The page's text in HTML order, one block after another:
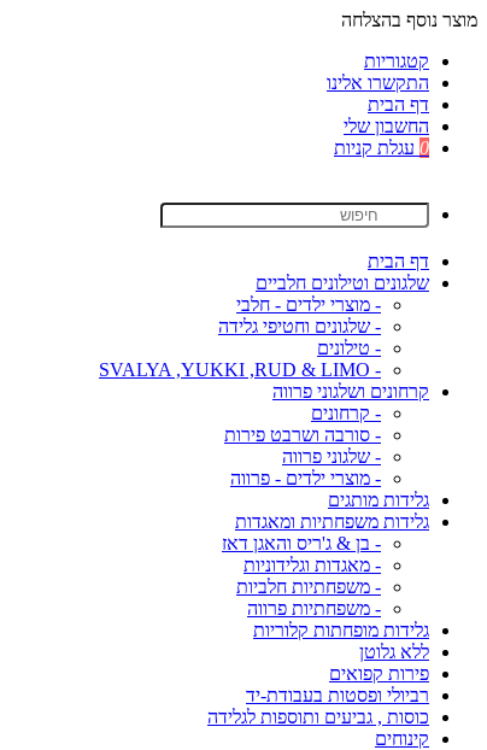
מוצר נוסף בהצלחה
קטגוריות
התקשרו אלינו
דף הבית
החשבון שלי
0 עגלת קניות
דף הבית
שלגונים וטילונים חלביים
- מוצרי ילדים - חלבי
- שלגונים וחטיפי גלידה
- טילונים
- SVALYA ,YUKKI ,RUD & LIMO
קרחונים ושלגוני פרווה
- קרחונים
- סורבה ושרבט פירות
- שלגוני פרווה
- מוצרי ילדים - פרווה
גלידות מותגים
גלידות משפחתיות ומאגדות
- בן & ג'ריס והאגן דאז
- מאגדות וגלידוניות
- משפחתיות חלביות
- משפחתיות פרווה
גלידות מופחתות קלוריות
ללא גלוטן
פירות קפואים
רביולי ופסטות בעבודת-יד
כוסות , גביעים ותוספות לגלידה
קינוחים